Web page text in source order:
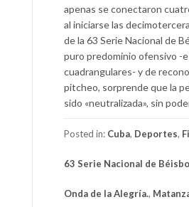
apenas se conectaron
al iniciarse las
de la 63 Serie Nacional de
puro predominio ofensivo -
cuadrangulares- y de
pitcheo, sorprende que la
sido «neutralizada», sin
Posted in: Cuba, Deportes,
63 Serie Nacional de
Onda de la Alegría.,